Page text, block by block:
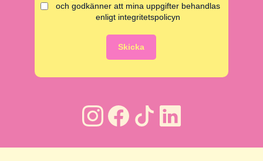
och godkänner att mina uppgifter behandlas
enligt integritetspolicyn
Skicka